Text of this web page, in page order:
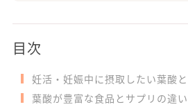
目次
妊活・妊娠中に摂取したい葉酸
葉酸が豊富な食品とサプリの違